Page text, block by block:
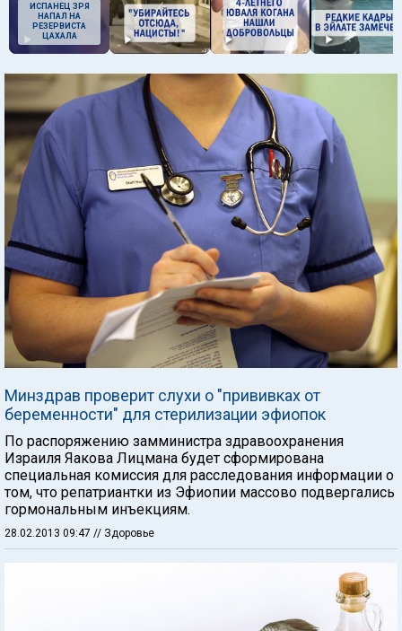
ИСПАНЕЦ ЗРЯ
НАПАЛ НА
РЕЗЕРВИСТА
ЦАХАЛА
Минздрав проверит слухи о "прививках от
беременности" для стерилизации эфиопок
По распоряжению замминистра здравоохранения
Израиля Яакова Лицмана будет сформирована
специальная комиссия для расследования информации о
том, что репатриантки из Эфиопии массово подвергались
гормональным инъекциям.
28.02.2013 09:47 // Здоровье